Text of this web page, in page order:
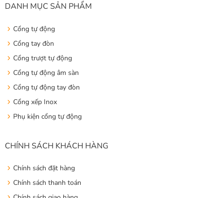
DANH MỤC SẢN PHẨM
Cổng tự động
Cổng tay đòn
Cổng trượt tự động
Cổng tự động âm sàn
Cổng tự động tay đòn
Cổng xếp Inox
Phụ kiện cổng tự động
CHÍNH SÁCH KHÁCH HÀNG
Chính sách đặt hàng
Chính sách thanh toán